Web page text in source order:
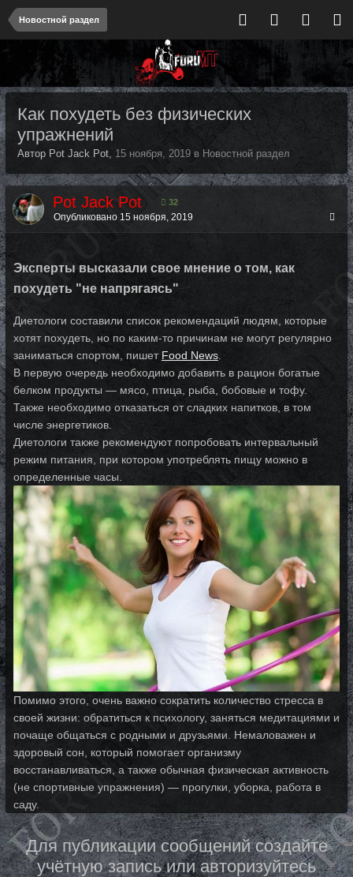
Новостной раздел
Как похудеть без физических
упражнений
Автор Pot Jack Pot, 15 ноября, 2019 в Новостной раздел
Pot Jack Pot 32
Опубликовано 15 ноября, 2019
Эксперты высказали свое мнение о том, как
похудеть "не напрягаясь"
Диетологи составили список рекомендаций людям, которые
хотят похудеть, но по каким-то причинам не могут регулярно
заниматься спортом, пишет Food News
В первую очередь необходимо добавить в рацион богатые
белком продукты — мясо, птица, рыба, бобовые и тофу.
Также необходимо отказаться от сладких напитков, в том
числе энергетиков.
Диетологи также рекомендуют попробовать интервальный
режим питания, при котором употреблять пищу можно в
определенные часы.
Помимо этого, очень важно сократить количество стресса в
своей жизни: обратиться к психологу, заняться медитациями и
почаще общаться с родными и друзьями. Немаловажен и
здоровый сон, который помогает организму
восстанавливаться, а также обычная физическая активность
(не спортивные упражнения) — прогулки, уборка, работа в
саду.
Для публикации сообщений создайте
учётную запись или авторизуйтесь